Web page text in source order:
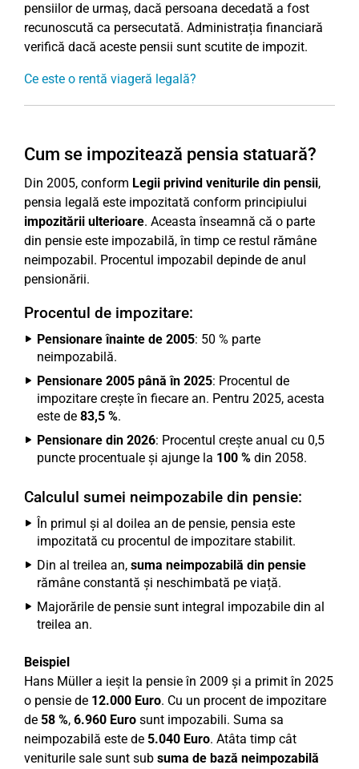
pensiilor de urmaș, dacă persoana decedată a fost
recunoscută ca persecutată. Administrația financiară
verifică dacă aceste pensii sunt scutite de impozit.
Ce este o rentă viageră legală?
Cum se impozitează pensia statuară?
Din 2005, conform Legii privind veniturile din pensii,
pensia legală este impozitată conform principiului
impozitării ulterioare. Aceasta înseamnă că o parte
din pensie este impozabilă, în timp ce restul rămâne
neimpozabil. Procentul impozabil depinde de anul
pensionării.
Procentul de impozitare:
Pensionare înainte de 2005: 50 % parte
neimpozabilă.
Pensionare 2005 până în 2025: Procentul de
impozitare crește în fiecare an. Pentru 2025, acesta
este de 83,5 %.
Pensionare din 2026: Procentul crește anual cu 0,5
puncte procentuale și ajunge la 100 % din 2058.
Calculul sumei neimpozabile din pensie:
În primul și al doilea an de pensie, pensia este
impozitată cu procentul de impozitare stabilit.
Din al treilea an, suma neimpozabilă din pensie
rămâne constantă și neschimbată pe viață.
Majorările de pensie sunt integral impozabile din al
treilea an.
Beispiel
Hans Müller a ieșit la pensie în 2009 și a primit în 2025
o pensie de 12.000 Euro. Cu un procent de impozitare
de 58 %, 6.960 Euro sunt impozabili. Suma sa
neimpozabilă este de 5.040 Euro. Atâta timp cât
veniturile sale sunt sub suma de bază neimpozabilă